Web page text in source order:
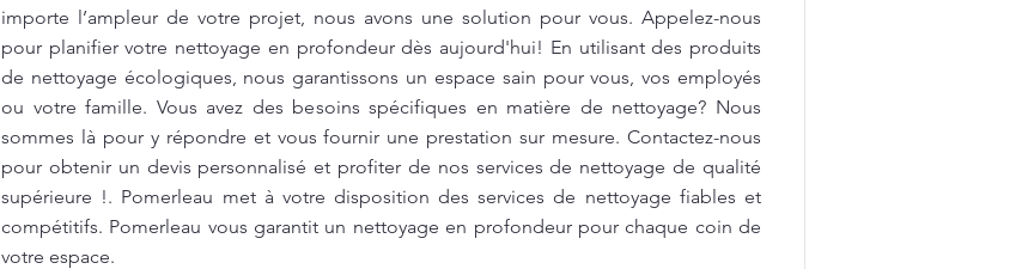
importe l’ampleur de votre projet, nous avons une solution pour vous. Appelez-nous
pour planifier votre nettoyage en profondeur dès aujourd'hui! En utilisant des produits
de nettoyage écologiques, nous garantissons un espace sain pour vous, vos employés
ou votre famille. Vous avez des besoins spécifiques en matière de nettoyage? Nous
sommes là pour y répondre et vous fournir une prestation sur mesure. Contactez-nous
pour obtenir un devis personnalisé et profiter de nos services de nettoyage de qualité
supérieure !. Pomerleau met à votre disposition des services de nettoyage fiables et
compétitifs. Pomerleau vous garantit un nettoyage en profondeur pour chaque coin de
votre espace.